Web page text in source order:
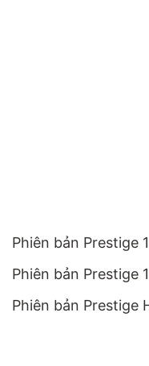
Phiên bản Prestige
Phiên bản Prestige
Phiên bản Prestige